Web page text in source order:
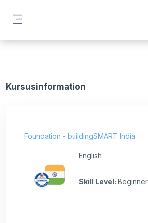
Kursusinformation
Foundation - buildingSMART India
English
Skill Level: Beginner